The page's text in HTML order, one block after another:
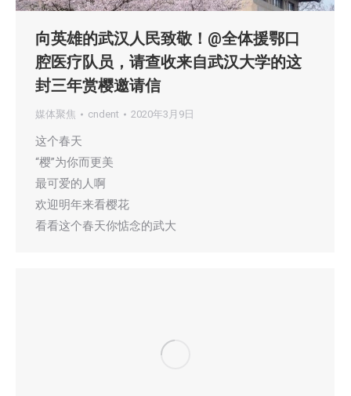
向英雄的武汉人民致敬！@全体援鄂口
腔医疗队员，请查收来自武汉大学的这
封三年赏樱邀请信
媒体聚焦 cndent 2020年3月9日
这个春天
“樱”为你而更美
最可爱的人啊
欢迎明年来看樱花
看看这个春天你惦念的武大